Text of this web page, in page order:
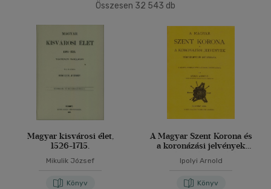
(151)
További könyveink
Antikvár
E-könyv(429)
Összesen 32 543 db
Magyar kisvárosi élet,
1526-1715.
Mikulik József
Könyv
A Magyar Szent Korona és
a koronázási jelvények
Ipolyi Arnold
Könyv